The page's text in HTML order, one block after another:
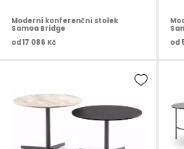
Moderní konferenční stolek
Samoa Bridge
od 17 086 Kč
od